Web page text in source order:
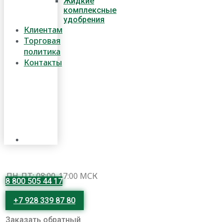
комплексные
удобрения
Клиентам
Торговая
политика
Контакты
ПН-ПТ: 08:00-17:00 МСК
8 800 505 44 17
+7 928 339 87 80
Заказать обратный